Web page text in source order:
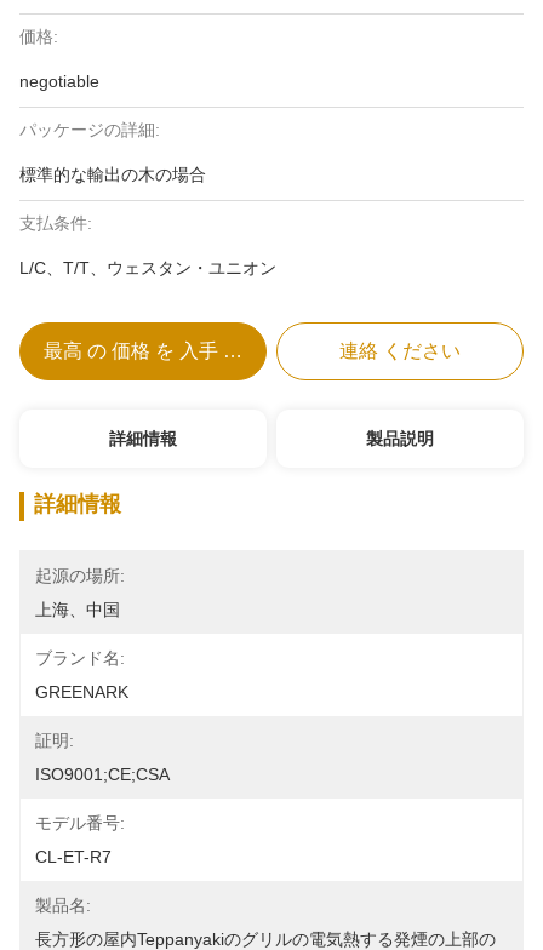
価格:
negotiable
パッケージの詳細:
標準的な輸出の木の場合
支払条件:
L/C、T/T、ウェスタン・ユニオン
最高 の 価格 を 入手 する 連絡 ください
詳細情報 製品説明
詳細情報
起源の場所:
上海、中国
ブランド名:
GREENARK
証明:
ISO9001;CE;CSA
モデル番号:
CL-ET-R7
製品名:
長方形の屋内Teppanyakiのグリルの電気熱する発煙の上部の